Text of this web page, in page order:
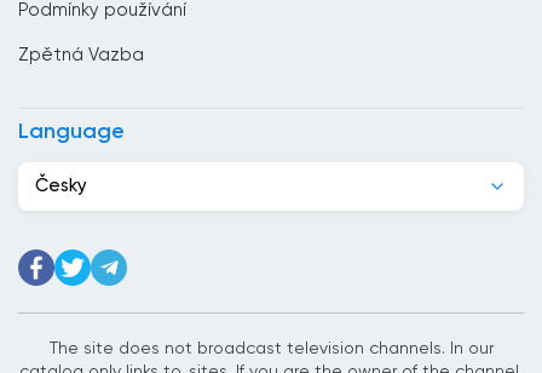
Čínská republika
Ekvádor
Etiopie
Podmínky používání
Zpětná Vazba
Language
Česky
The site does not broadcast television channels. In our